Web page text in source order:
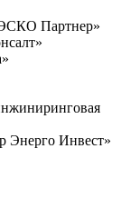
Партнер»
Энерго Инвест»